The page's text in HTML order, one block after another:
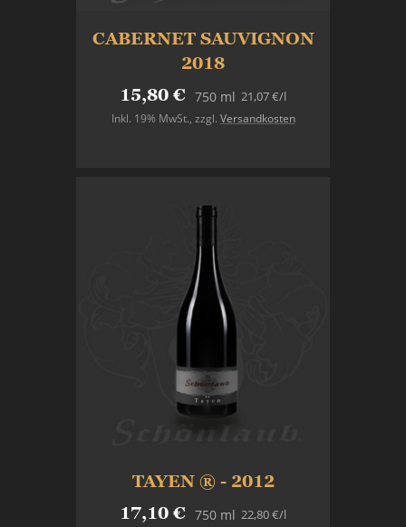
CABERNET SAUVIGNON
2018
15,80 € 750 ml
Inkl. 19% MwSt., zzgl. Versandkosten
21,07 €/l
TAYEN ® - 2012
17,10 € 750 ml 22,80 €/l